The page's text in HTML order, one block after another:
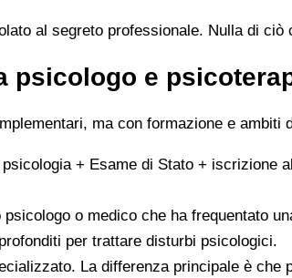
al segreto professionale. Nulla di
psicologo e
ma con formazione e
+ Esame di Stato + iscrizione
psicologo o medico che ha frequentato
per trattare disturbi psicologici.
La differenza principale è che